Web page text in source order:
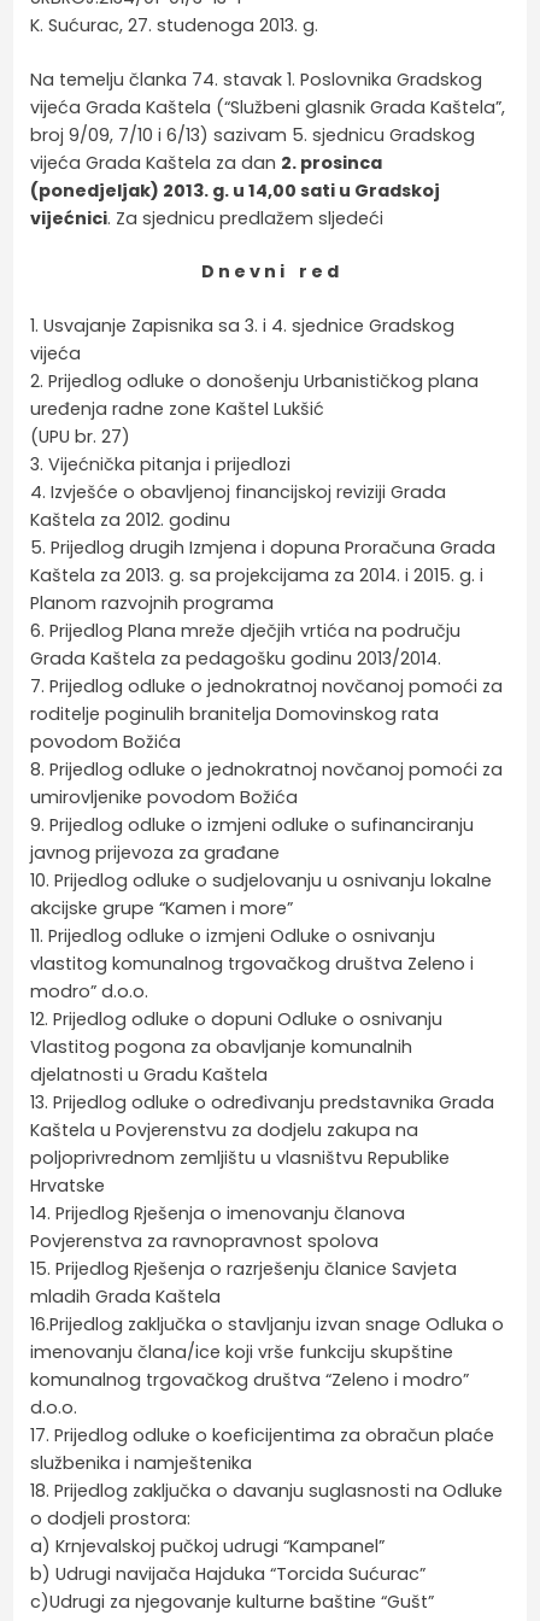
K. Sućurac, 27. studenoga 2013. g.
Na temelju članka 74. stavak 1. Poslovnika Gradskog
vijeća Grada Kaštela (“Službeni glasnik Grada Kaštela”,
broj 9/09, 7/10 i 6/13) sazivam 5. sjednicu Gradskog
vijeća Grada Kaštela za dan 2. prosinca
(ponedjeljak) 2013. g. u 14,00 sati u Gradskoj
vijećnici. Za sjednicu predlažem sljedeći
D n e v n i r e d
1. Usvajanje Zapisnika sa 3. i 4. sjednice Gradskog
vijeća
2. Prijedlog odluke o donošenju Urbanističkog plana
uređenja radne zone Kaštel Lukšić
(UPU br. 27)
3. Vijećnička pitanja i prijedlozi
4. Izvješće o obavljenoj financijskoj reviziji Grada
Kaštela za 2012. godinu
5. Prijedlog drugih Izmjena i dopuna Proračuna Grada
Kaštela za 2013. g. sa projekcijama za 2014. i 2015. g. i
Planom razvojnih programa
6. Prijedlog Plana mreže dječjih vrtića na području
Grada Kaštela za pedagošku godinu 2013/2014.
7. Prijedlog odluke o jednokratnoj novčanoj pomoći za
roditelje poginulih branitelja Domovinskog rata
povodom Božića
8. Prijedlog odluke o jednokratnoj novčanoj pomoći za
umirovljenike povodom Božića
9. Prijedlog odluke o izmjeni odluke o sufinanciranju
javnog prijevoza za građane
10. Prijedlog odluke o sudjelovanju u osnivanju lokalne
akcijske grupe “Kamen i more”
11. Prijedlog odluke o izmjeni Odluke o osnivanju
vlastitog komunalnog trgovačkog društva Zeleno i
modro” d.o.o.
12. Prijedlog odluke o dopuni Odluke o osnivanju
Vlastitog pogona za obavljanje komunalnih
djelatnosti u Gradu Kaštela
13. Prijedlog odluke o određivanju predstavnika Grada
Kaštela u Povjerenstvu za dodjelu zakupa na
poljoprivrednom zemljištu u vlasništvu Republike
Hrvatske
14. Prijedlog Rješenja o imenovanju članova
Povjerenstva za ravnopravnost spolova
15. Prijedlog Rješenja o razrješenju članice Savjeta
mladih Grada Kaštela
16.Prijedlog zaključka o stavljanju izvan snage Odluka o
imenovanju člana/ice koji vrše funkciju skupštine
komunalnog trgovačkog društva “Zeleno i modro”
d.o.o.
17. Prijedlog odluke o koeficijentima za obračun plaće
službenika i namještenika
18. Prijedlog zaključka o davanju suglasnosti na Odluke
o dodjeli prostora:
a) Krnjevalskoj pučkoj udrugi “Kampanel”
b) Udrugi navijača Hajduka “Torcida Sućurac”
c)Udrugi za njegovanje kulturne baštine “Gušt”